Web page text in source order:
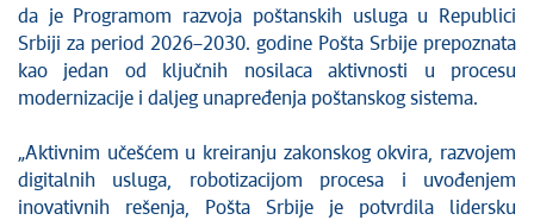
da je Programom razvoja poštanskih usluga u Republici
Srbiji za period 2026–2030. godine Pošta Srbije prepoznata
kao jedan od ključnih nosilaca aktivnosti u procesu
modernizacije i daljeg unapređenja poštanskog sistema.
„Aktivnim učešćem u kreiranju zakonskog okvira, razvojem
digitalnih usluga, robotizacijom procesa i uvođenjem
inovativnih rešenja, Pošta Srbije je potvrdila lidersku